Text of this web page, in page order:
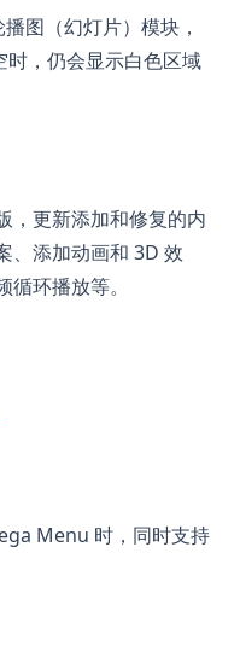
图（幻灯片）模块，
时，仍会显示白色区域
，更新添加和修复的内
、添加动画和 3D 效
环播放等。
Menu 时，同时支持